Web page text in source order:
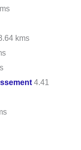
kms
4.41